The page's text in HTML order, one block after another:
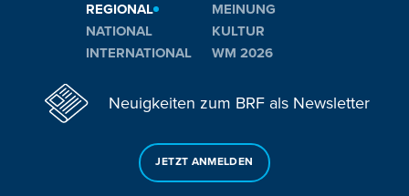
REGIONAL
NATIONAL
INTERNATIONAL
MEINUNG
KULTUR
WM 2026
Neuigkeiten zum BRF als Newsletter
JETZT ANMELDEN